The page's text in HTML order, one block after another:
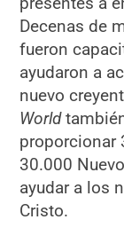
Decenas de
fueron
ayudaron a
nuevo
World
proporcionar
30.000
ayudar a los
Cristo.